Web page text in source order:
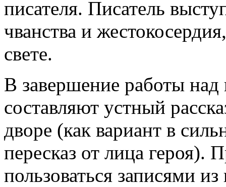
писателя. Писатель
чванства и
свете.
В завершение работы
составляют устный
дворе (как вариант в
пересказ от лица героя).
пользоваться записями